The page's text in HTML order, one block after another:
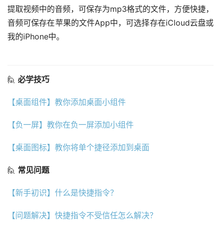
提取视频中的音频，可保存为mp3格式的文件，方便快捷，
音频可保存在苹果的文件App中，可选择存在iCloud云盘或
我的iPhone中。
🙋 必学技巧
【桌面组件】教你添加桌面小组件
【负一屏】教你在负一屏添加小组件
【桌面图标】教你将单个捷径添加到桌面
🙋 常见问题
【新手初识】什么是快捷指令？
【问题解决】快捷指令不受信任怎么解决？